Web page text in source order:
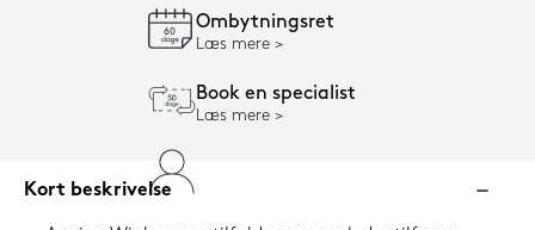
Ombytningsret
Læs mere
Book en specialist
Læs mere
Kort beskrivelse